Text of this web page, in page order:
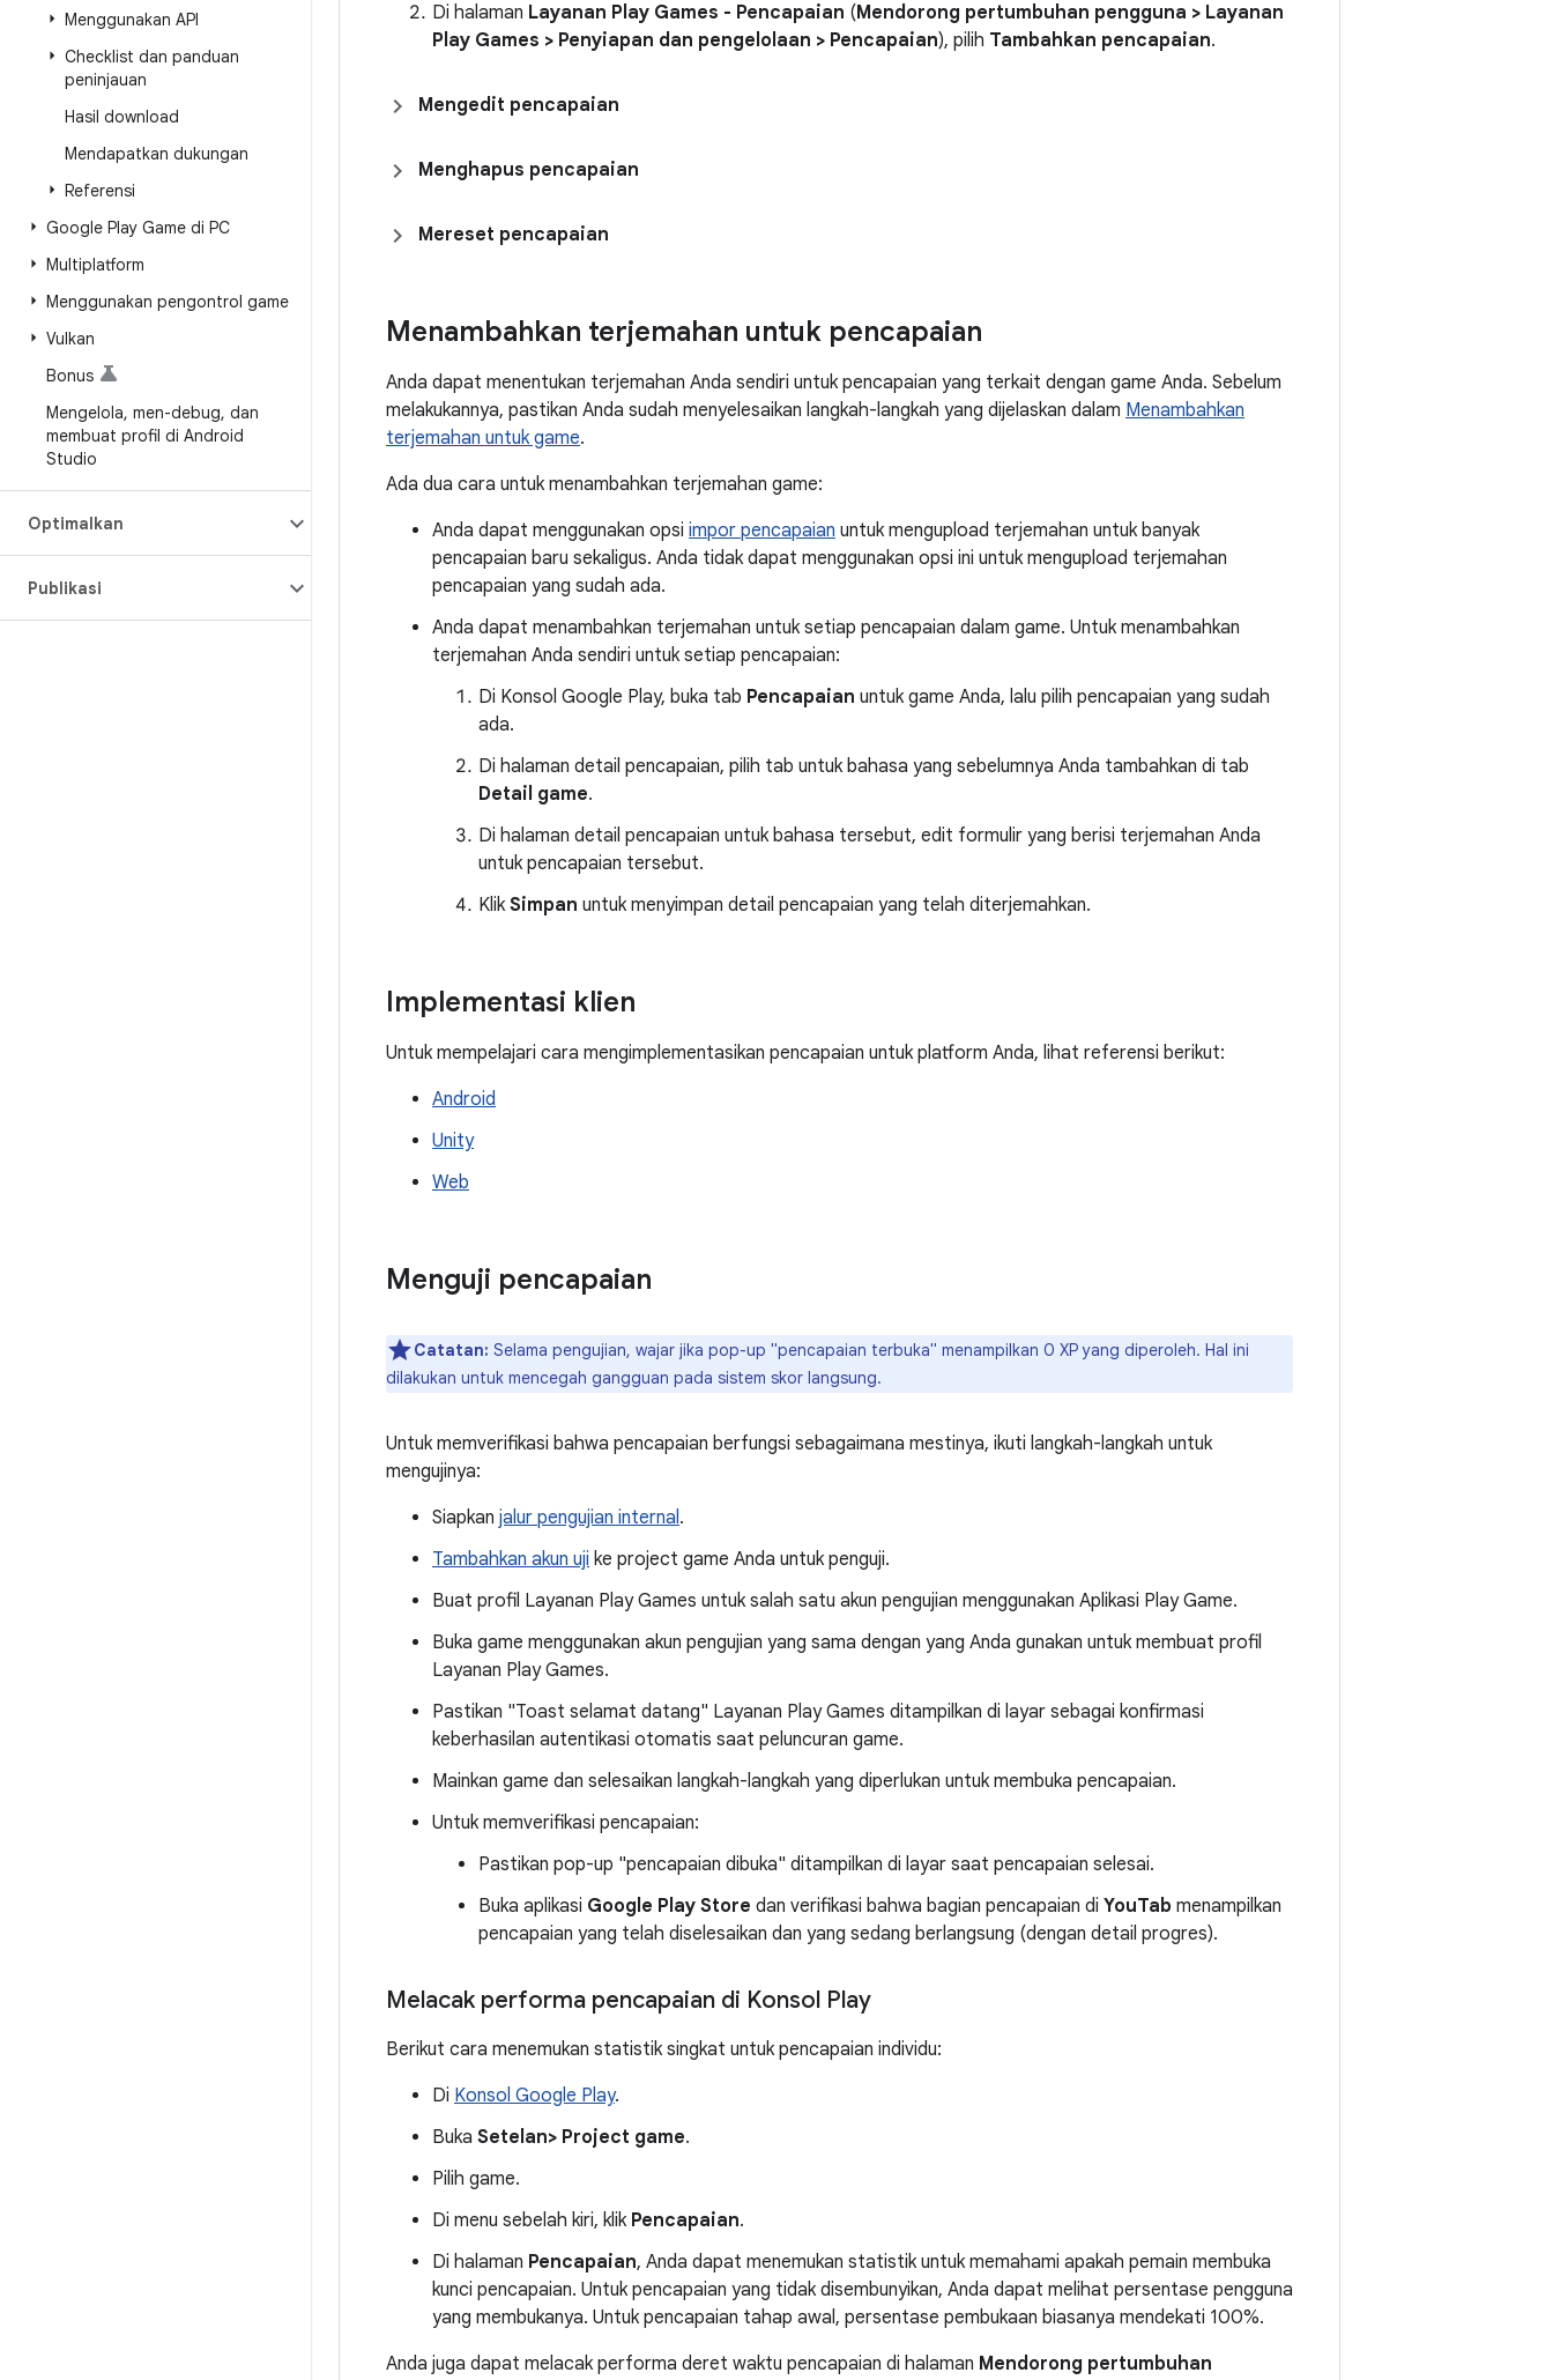
Menggunakan API
Checklist dan panduan
peninjauan
Hasil download
Mendapatkan dukungan
Referensi
Google Play Game di PC
Multiplatform
Menggunakan pengontrol game
Vulkan
Bonus
Mengelola, men-debug, dan
membuat profil di Android
Studio
Optimalkan
Publikasi
Di halaman Layanan Play Games - Pencapaian (Mendorong pertumbuhan pengguna > Layanan
Play Games > Penyiapan dan pengelolaan > Pencapaian), pilih Tambahkan pencapaian.
Mengedit pencapaian
Menghapus pencapaian
Mereset pencapaian
Menambahkan terjemahan untuk pencapaian
Anda dapat menentukan terjemahan Anda sendiri untuk pencapaian yang terkait dengan game Anda. Sebelum
melakukannya, pastikan Anda sudah menyelesaikan langkah-langkah yang dijelaskan dalam Menambahkan
terjemahan untuk game.
Ada dua cara untuk menambahkan terjemahan game:
Anda dapat menggunakan opsi impor pencapaian untuk mengupload terjemahan untuk banyak
pencapaian baru sekaligus. Anda tidak dapat menggunakan opsi ini untuk mengupload terjemahan
pencapaian yang sudah ada.
Anda dapat menambahkan terjemahan untuk setiap pencapaian dalam game. Untuk menambahkan
terjemahan Anda sendiri untuk setiap pencapaian:
Di Konsol Google Play, buka tab Pencapaian untuk game Anda, lalu pilih pencapaian yang sudah
ada.
Di halaman detail pencapaian, pilih tab untuk bahasa yang sebelumnya Anda tambahkan di tab
Detail game.
Di halaman detail pencapaian untuk bahasa tersebut, edit formulir yang berisi terjemahan Anda
untuk pencapaian tersebut.
Klik Simpan untuk menyimpan detail pencapaian yang telah diterjemahkan.
Implementasi klien
Untuk mempelajari cara mengimplementasikan pencapaian untuk platform Anda, lihat referensi berikut:
Android
Unity
Web
Menguji pencapaian
Catatan: Selama pengujian, wajar jika pop-up "pencapaian terbuka" menampilkan 0 XP yang diperoleh. Hal ini
dilakukan untuk mencegah gangguan pada sistem skor langsung.
Untuk memverifikasi bahwa pencapaian berfungsi sebagaimana mestinya, ikuti langkah-langkah untuk
mengujinya:
Siapkan jalur pengujian internal.
Tambahkan akun uji ke project game Anda untuk penguji.
Buat profil Layanan Play Games untuk salah satu akun pengujian menggunakan Aplikasi Play Game.
Buka game menggunakan akun pengujian yang sama dengan yang Anda gunakan untuk membuat profil
Layanan Play Games.
Pastikan "Toast selamat datang" Layanan Play Games ditampilkan di layar sebagai konfirmasi
keberhasilan autentikasi otomatis saat peluncuran game.
Mainkan game dan selesaikan langkah-langkah yang diperlukan untuk membuka pencapaian.
Untuk memverifikasi pencapaian:
Pastikan pop-up "pencapaian dibuka" ditampilkan di layar saat pencapaian selesai.
Buka aplikasi Google Play Store dan verifikasi bahwa bagian pencapaian di YouTab menampilkan
pencapaian yang telah diselesaikan dan yang sedang berlangsung (dengan detail progres).
Melacak performa pencapaian di Konsol Play
Berikut cara menemukan statistik singkat untuk pencapaian individu:
Di Konsol Google Play.
Buka Setelan> Project game.
Pilih game.
Di menu sebelah kiri, klik Pencapaian.
Di halaman Pencapaian, Anda dapat menemukan statistik untuk memahami apakah pemain membuka
kunci pencapaian. Untuk pencapaian yang tidak disembunyikan, Anda dapat melihat persentase pengguna
yang membukanya. Untuk pencapaian tahap awal, persentase pembukaan biasanya mendekati 100%.
Anda juga dapat melacak performa deret waktu pencapaian di halaman Mendorong pertumbuhan